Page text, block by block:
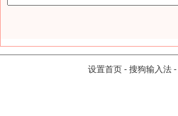
设置首页 - 搜狗输入法 -